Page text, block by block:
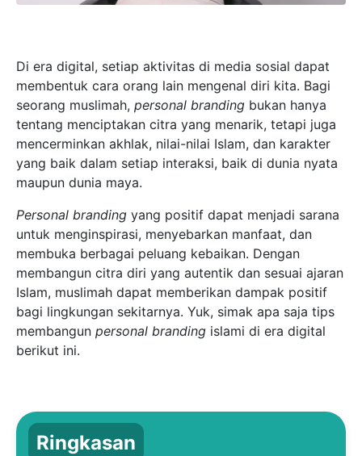
Di era digital, setiap aktivitas di media sosial dapat
membentuk cara orang lain mengenal diri kita. Bagi
seorang muslimah, personal branding bukan hanya
tentang menciptakan citra yang menarik, tetapi juga
mencerminkan akhlak, nilai-nilai Islam, dan karakter
yang baik dalam setiap interaksi, baik di dunia nyata
maupun dunia maya.
Personal branding yang positif dapat menjadi sarana
untuk menginspirasi, menyebarkan manfaat, dan
membuka berbagai peluang kebaikan. Dengan
membangun citra diri yang autentik dan sesuai ajaran
Islam, muslimah dapat memberikan dampak positif
bagi lingkungan sekitarnya. Yuk, simak apa saja tips
membangun personal branding islami di era digital
berikut ini.
Ringkasan